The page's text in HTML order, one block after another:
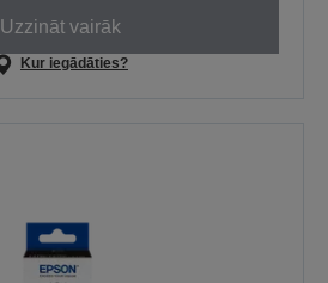
Uzzināt vairāk
Kur iegādāties?